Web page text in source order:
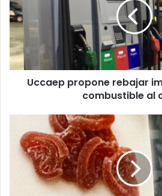
impuesto
único
de
combustible
al
diésel
Uccaep propone rebajar
combustible al
cannabis